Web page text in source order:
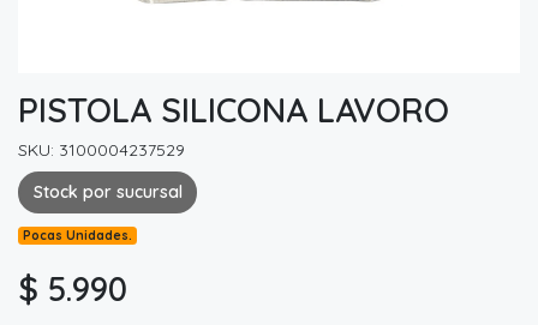
PISTOLA SILICONA LAVORO
SKU: 3100004237529
Stock por sucursal
Pocas Unidades.
$ 5.990